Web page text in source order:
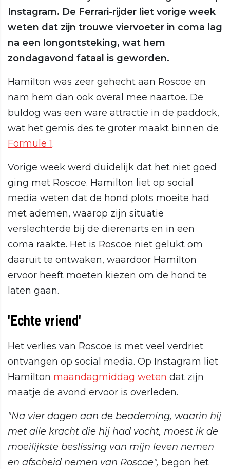
Instagram. De Ferrari-rijder liet vorige week
weten dat zijn trouwe viervoeter in coma lag
na een longontsteking, wat hem
zondagavond fataal is geworden.
Hamilton was zeer gehecht aan Roscoe en
nam hem dan ook overal mee naartoe. De
buldog was een ware attractie in de paddock,
wat het gemis des te groter maakt binnen de
Formule 1.
Vorige week werd duidelijk dat het niet goed
ging met Roscoe. Hamilton liet op social
media weten dat de hond plots moeite had
met ademen, waarop zijn situatie
verslechterde bij de dierenarts en in een
coma raakte. Het is Roscoe niet gelukt om
daaruit te ontwaken, waardoor Hamilton
ervoor heeft moeten kiezen om de hond te
laten gaan.
'Echte vriend'
Het verlies van Roscoe is met veel verdriet
ontvangen op social media. Op Instagram liet
Hamilton maandagmiddag weten dat zijn
maatje de avond ervoor is overleden.
"Na vier dagen aan de beademing, waarin hij
met alle kracht die hij had vocht, moest ik de
moeilijkste beslissing van mijn leven nemen
en afscheid nemen van Roscoe", begon het